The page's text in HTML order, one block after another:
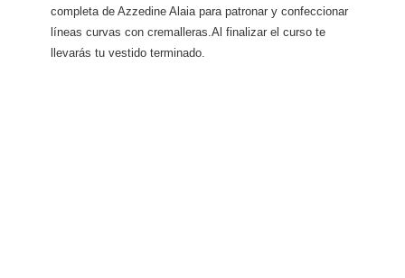
completa de Azzedine Alaia para patronar y confeccionar
líneas curvas con cremalleras.Al finalizar el curso te
llevarás tu vestido terminado.